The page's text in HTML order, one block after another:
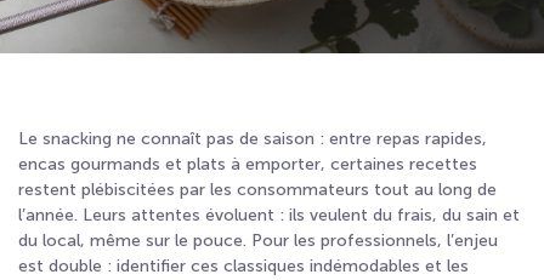
Le snacking ne connaît pas de saison : entre repas rapides,
encas gourmands et plats à emporter, certaines recettes
restent plébiscitées par les consommateurs tout au long de
l’année. Leurs attentes évoluent : ils veulent du frais, du sain et
du local, même sur le pouce. Pour les professionnels, l’enjeu
est double : identifier ces classiques indémodables et les